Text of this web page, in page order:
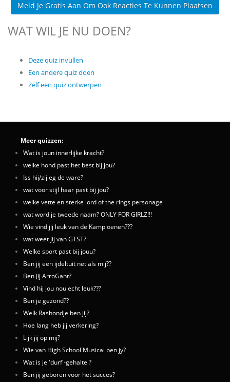
Meld Je Gratis Aan Om Ook Reacties Te Kunnen Plaatsen
WAT WIL JE NU DOEN?
Deze quiz invullen
Een andere quiz doen
Zelf een quiz ontwerpen
Meer quizzen:
Wat is joun innerlijke kracht?
welke hond past het best bij jou?
Iss hij/zij eg de ware?
wat voor stijl haar past bij jou?
welke vette en sterke lord of the rings personage
wat word je tweede naam? ONLY FOR GIRLZ!!!
Wie vind jij leuk van de Kampioenen???
wat weet jij van GTST?
Welke sport past bij jouu?
Ben jij een ijdeltuit net als mij??
Ben Jij ArroGant?
Vind hij jou nou echt leuk???
Ben je gezond??
Welk Rashondje ben jij?
Hoe lang heb jij verkering?
Lijk jij op mij?
Wie van High School Musical ben jy?
Wat is je 'durf'-gehalte ?
Ben jij geboren voor het succes?